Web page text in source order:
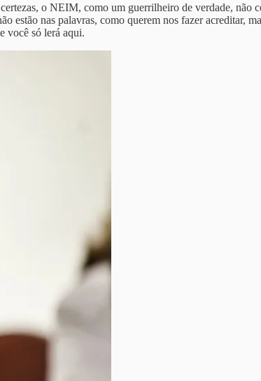
o NEIM, como um guerrilheiro de verdade, não
estão nas palavras, como querem nos fazer acreditar,
você só lerá aqui.